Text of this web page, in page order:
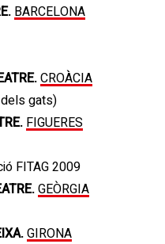
BARCELONA
CROÀCIA
gats)
FIGUERES
FITAG 2009
GEÒRGIA
GIRONA